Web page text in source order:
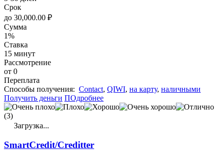
Срок
до 30,000.00 ₽
Сумма
1%
Ставка
15 минут
Рассмотрение
от 0
Переплата
Cпособы получения: Contact, QIWI, на карту, наличными
Получить деньги ПОдробнее
(3)
Загрузка...
SmartCredit/Creditter